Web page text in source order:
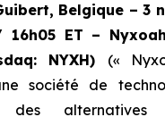
Belgique – 3
16h05 ET –
NYXH) («
société de
des alternatives